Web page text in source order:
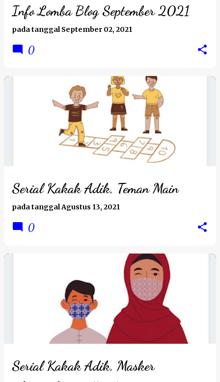
Info Lomba Blog September 2021
pada tanggalSeptember 02, 2021
0
Serial Kakak Adik, Teman Main
pada tanggalAgustus 13, 2021
0
Serial Kakak Adik, Masker